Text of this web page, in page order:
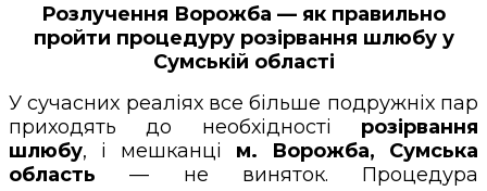
Розлучення Ворожба — як правильно
пройти процедуру розірвання шлюбу у
Сумській області
У сучасних реаліях все більше подружніх пар
приходять до необхідності розірвання
шлюбу, і мешканці м. Ворожба, Сумська
область — не виняток. Процедура